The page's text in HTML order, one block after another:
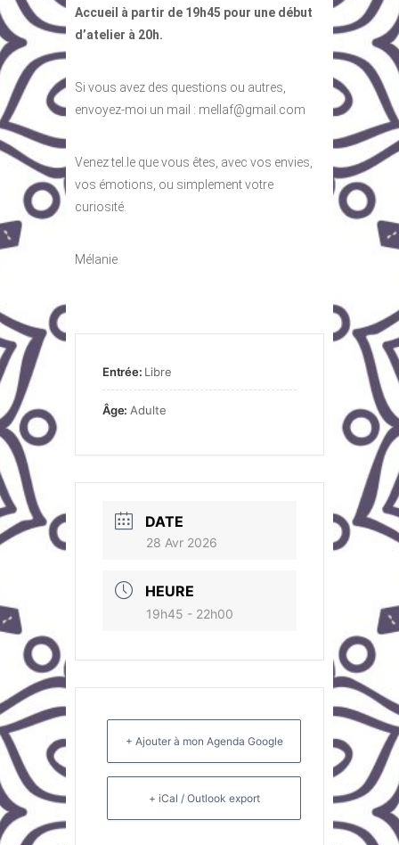
Accueil à partir de 19h45 pour une début
d’atelier à 20h.
Si vous avez des questions ou autres,
envoyez-moi un mail : mellaf@gmail.com
Venez tel.le que vous êtes, avec vos envies,
vos émotions, ou simplement votre
curiosité.
Mélanie
Entrée: Libre
Âge: Adulte
DATE
28 Avr 2026
HEURE
19h45 - 22h00
+ Ajouter à mon Agenda Google
+ iCal / Outlook export